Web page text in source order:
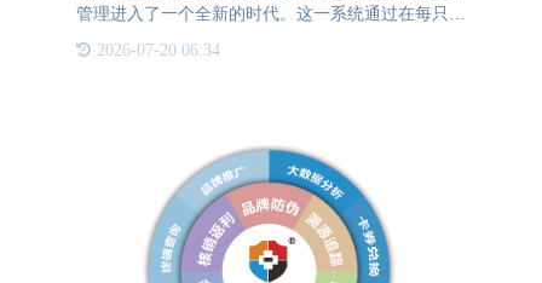
管理进入了一个全新的时代。这一系统通过在每只鸡
养到出栏、屠宰、销售的全程追溯。这些二维码脚环
2026-07-20 06:34